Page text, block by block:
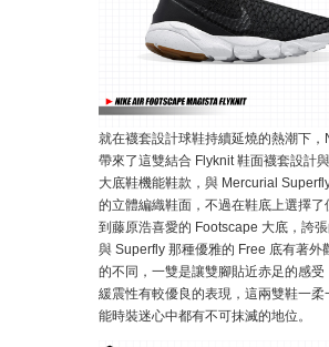
就在襪套設計球鞋持續延燒的熱潮下，
帶來了這雙結合 Flyknit 鞋面襪套設計
大底鞋機能鞋款，與 Mercurial
的立體編織鞋面，不過在鞋底上選擇了
到藤原浩喜愛的 Footscape 大底，誇
與 Superfly 那種優雅的 Free 底有著外
的不同，一雙是讓雙腳貼近赤足的感受
緩震性有較優良的表現，這兩雙鞋一柔
能時裝迷心中都有不可抹滅的地位。